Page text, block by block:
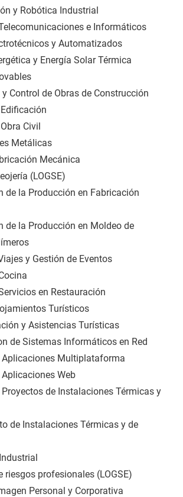
y Robótica Industrial
e Informáticos
y Automatizados
y Energía Solar Térmica
Control de Obras de Construcción
Civil
Metálicas
Mecánica
(LOGSE)
de la Producción en Fabricación
de la Producción en Moldeo de
y Gestión de Eventos
en Restauración
Turísticos
y Asistencias Turísticas
de Sistemas Informáticos en Red
Aplicaciones Multiplataforma
Web
de Instalaciones Térmicas y
de Instalaciones Térmicas y de
riesgos profesionales (LOGSE)
Personal y Corporativa